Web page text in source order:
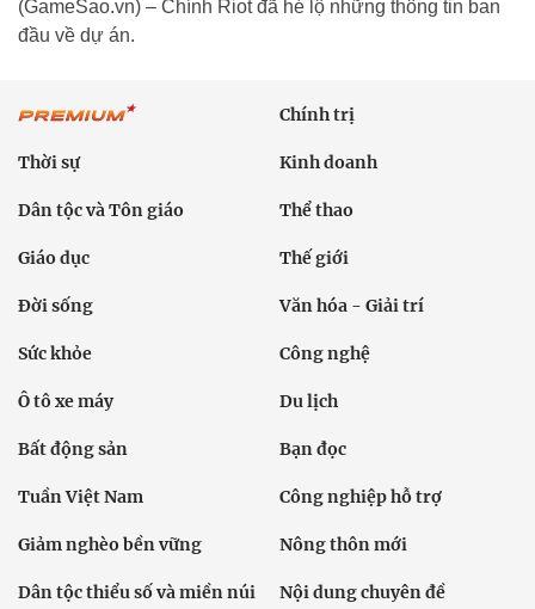
(GameSao.vn) – Chính Riot đã hé lộ những thông tin ban
đầu về dự án.
Chính trị
Thời sự Kinh doanh
Dân tộc và Tôn giáo Thể thao
Giáo dục Thế giới
Đời sống Văn hóa - Giải trí
Sức khỏe Công nghệ
Ô tô xe máy Du lịch
Bất động sản Bạn đọc
Tuần Việt Nam Công nghiệp hỗ trợ
Giảm nghèo bền vững Nông thôn mới
Dân tộc thiểu số và miền núi Nội dung chuyên đề